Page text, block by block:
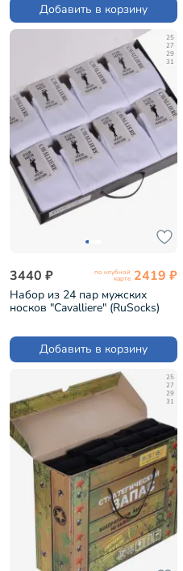
Добавить в корзину
25
27
29
31
3440 ₽ по клубной
карте 2419 ₽
Набор из 24 пар мужских
носков "Cavalliere" (RuSocks)
Добавить в корзину
25
27
29
31